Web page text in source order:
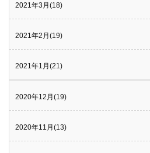
2021年3月(18)
2021年2月(19)
2021年1月(21)
2020年12月(19)
2020年11月(13)